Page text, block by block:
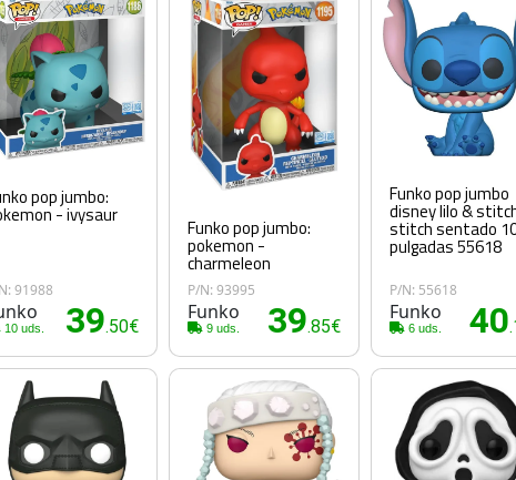
pop jumbo:
pokemon - ivysaur
91988
10 uds. 39.50€
Funko pop jumbo:
pokemon -
charmeleon
P/N: 93995
Funko
9 uds. 39.85€
Funko pop jumbo
disney lilo &
stitch sentado
pulgadas 55618
P/N: 55618
Funko
6 uds. 40